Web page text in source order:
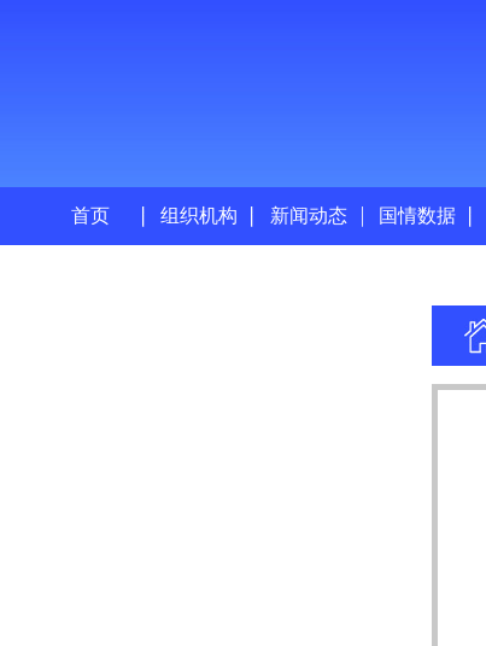
首页 组织机构 新闻动态 国情数据